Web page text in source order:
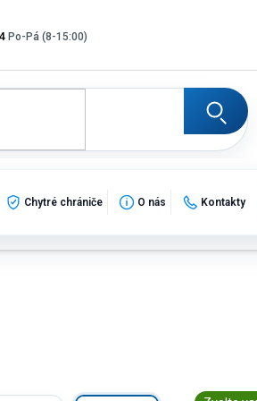
a reklamace zboží
Chytré chrániče O nás Kontakty